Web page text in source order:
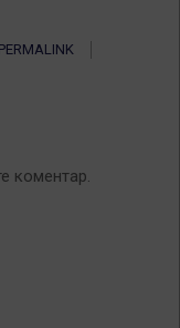
PERMALINK
коментар.